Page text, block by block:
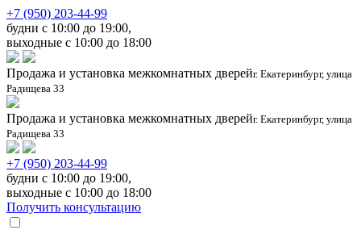
+7 (950) 203-44-99
будни с 10:00 до 19:00,
выходные с 10:00 до 18:00
Продажа и установка межкомнатных дверейг. Екатеринбург, улица
Радищева 33
Продажа и установка межкомнатных дверейг. Екатеринбург, улица
Радищева 33
+7 (950) 203-44-99
будни с 10:00 до 19:00,
выходные с 10:00 до 18:00
Получить консультацию